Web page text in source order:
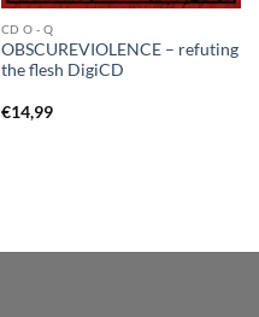
CD O - Q
OBSCUREVIOLENCE – refuting
the flesh DigiCD
€14,99